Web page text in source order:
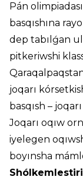
Pán
basqıshına
dep tabılǵan
pitkeriwshi
joqarı
basqısh –
Joqarı oqıw
iyelegen
boyınsha